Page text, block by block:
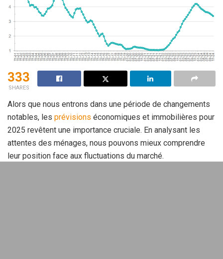
333
SHARES
Alors que nous entrons dans une période de changements
notables, les prévisions économiques et immobilières pour
2025 revêtent une importance cruciale. En analysant les
attentes des ménages, nous pouvons mieux comprendre
leur position face aux fluctuations du marché.